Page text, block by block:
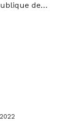
de…